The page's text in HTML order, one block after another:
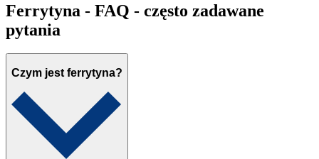
Ferrytyna - FAQ - często zadawane
pytania
Czym jest ferrytyna?